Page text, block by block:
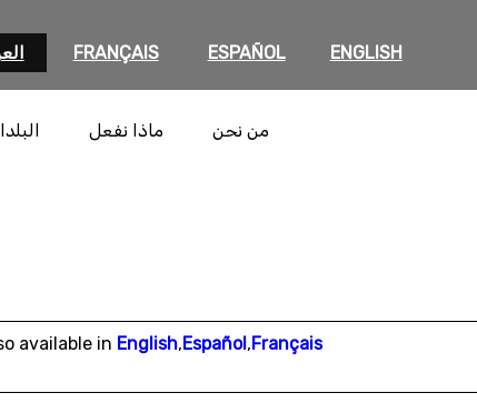
ENGLISH
ESPAÑOL
FRANÇAIS
من نحن ماذا نفعل
available in English,Español,Français